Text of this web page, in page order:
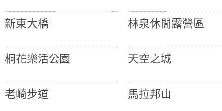
新東大橋 林泉休閒露營區
桐花樂活公園 天空之城
老崎步道 馬拉邦山